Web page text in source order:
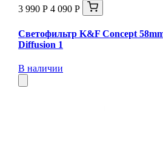
3 990 Р 4 090 Р
Светофильтр K&F Concept
Diffusion 1
В наличии